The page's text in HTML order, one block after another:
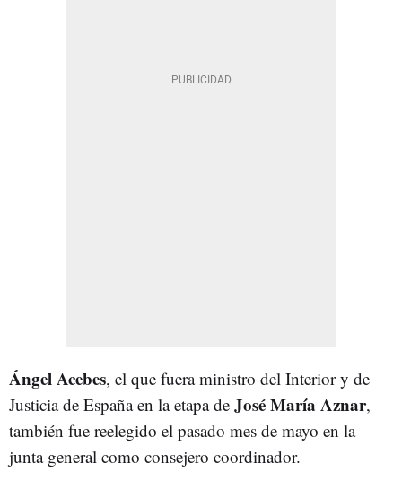
Ángel Acebes, el que fuera ministro del Interior y de
Justicia de España en la etapa de José María Aznar,
también fue reelegido el pasado mes de mayo en la
junta general como consejero coordinador.